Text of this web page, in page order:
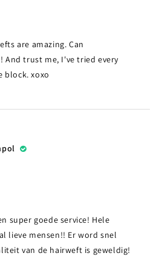
are amazing. Can
And trust me, I've tried every
block. xoxo
super goede service! Hele
lieve mensen!! Er word snel
van de hairweft is geweldig!